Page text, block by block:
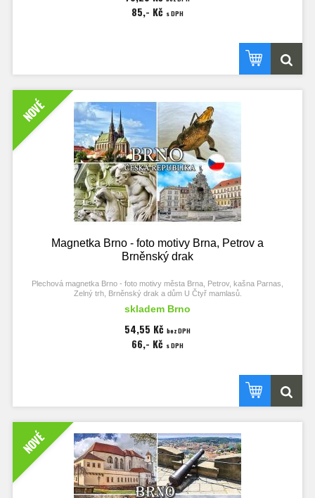
85,- Kč s DPH
NOVÉ
Magnetka Brno - foto motivy Brna, Petrov a
Brněnský drak
Plechová magnetka Brno - foto motivy města Brna, Petrov, kašna Parnas,
Zelný trh, Brněnský drak a dům U Čtyř mamlasů.
Rozměry magnetky 90x65 mm, tloušťka 3 mm.
Katedrála sv. Petra a Pavla (Petrov), Brněnský drak (krokodýl), Dům
U Čtyř mamlasů – čtyř antických Atlasů (Atlantů), Zelný trh, kašna Parnas
a nápisy Brno a Česká republika.
skladem Brno
54,55 Kč bez DPH
66,- Kč s DPH
NOVÉ